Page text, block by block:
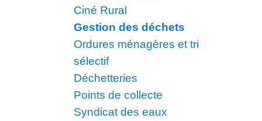
Ciné Rural
Gestion des déchets
Ordures ménagères et tri
sélectif
Déchetteries
Points de collecte
Syndicat des eaux